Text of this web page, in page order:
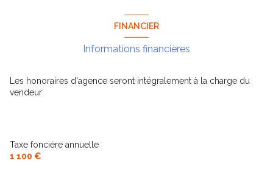
FINANCIER
Informations financières
Les honoraires d'agence seront intégralement à la charge du
vendeur
Taxe foncière annuelle
1 100 €